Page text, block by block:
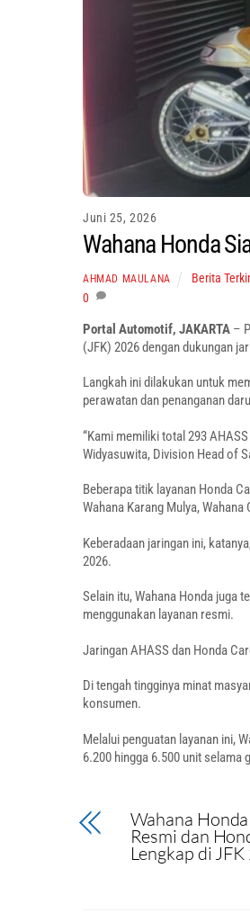
Juni 25, 2026
Wahana Honda
AHMAD MAULANA Berita
0
Portal Automotif, JAKARTA –
(JFK) 2026 dengan dukungan
Langkah ini dilakukan untuk
perawatan dan penanganan
“Kami memiliki total 293
Widyasuwita, Division Head of
Beberapa titik layanan Honda
Wahana Karang Mulya,
Keberadaan jaringan ini,
2026.
Selain itu, Wahana Honda juga
menggunakan layanan resmi.
Jaringan AHASS dan Honda
Di tengah tingginya minat
konsumen.
Melalui penguatan layanan ini,
6.200 hingga 6.500 unit selama
Wahana
Resmi dan
Lengkap di